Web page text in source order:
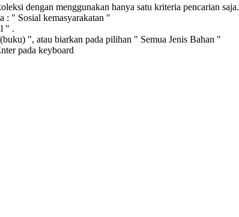
dengan menggunakan hanya satu kriteria pencarian saja.
: " Sosial kemasyarakatan "
" .
", atau biarkan pada pilihan " Semua Jenis Bahan "
pada keyboard